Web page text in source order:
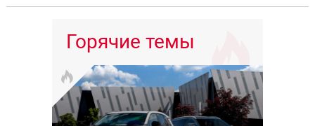
Горячие темы